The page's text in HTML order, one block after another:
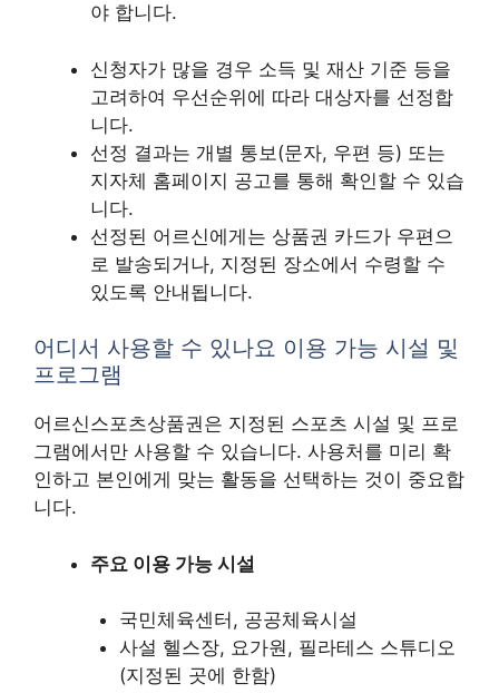
야 합니다.
신청자가 많을 경우 소득 및 재산 기준 등을
고려하여 우선순위에 따라 대상자를 선정합
니다.
선정 결과는 개별 통보(문자, 우편 등) 또는
지자체 홈페이지 공고를 통해 확인할 수 있습
니다.
선정된 어르신에게는 상품권 카드가 우편으
로 발송되거나, 지정된 장소에서 수령할 수
있도록 안내됩니다.
어디서 사용할 수 있나요 이용 가능 시설 및
프로그램
어르신스포츠상품권은 지정된 스포츠 시설 및 프로
그램에서만 사용할 수 있습니다. 사용처를 미리 확
인하고 본인에게 맞는 활동을 선택하는 것이 중요합
니다.
주요 이용 가능 시설
국민체육센터, 공공체육시설
사설 헬스장, 요가원, 필라테스 스튜디오
(지정된 곳에 한함)